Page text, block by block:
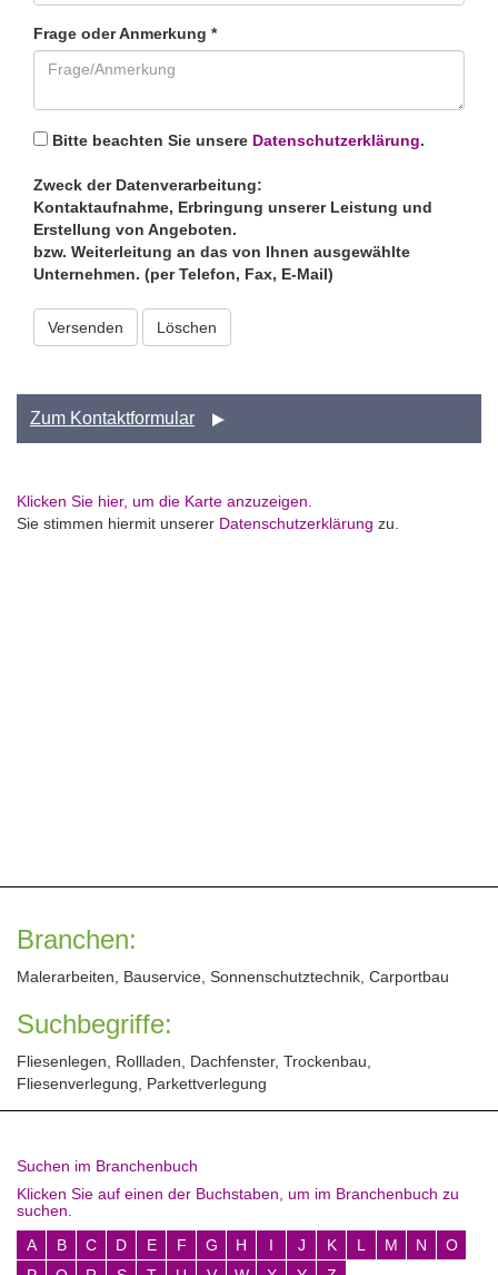
Frage oder Anmerkung *
Bitte beachten Sie unsere Datenschutzerklärung.
Zweck der Datenverarbeitung:
Kontaktaufnahme, Erbringung unserer Leistung und
Erstellung von Angeboten.
bzw. Weiterleitung an das von Ihnen ausgewählte
Unternehmen. (per Telefon, Fax, E-Mail)
Versenden
Zum Kontaktformular
Klicken Sie hier, um die Karte anzuzeigen.
Sie stimmen hiermit unserer Datenschutzerklärung zu.
Branchen:
Malerarbeiten, Bauservice, Sonnenschutztechnik, Carportbau
Suchbegriffe:
Fliesenlegen, Rollladen, Dachfenster, Trockenbau,
Fliesenverlegung, Parkettverlegung
Suchen im Branchenbuch
Klicken Sie auf einen der Buchstaben, um im Branchenbuch zu
suchen.
A
B C D E F G H I J K L M N
O